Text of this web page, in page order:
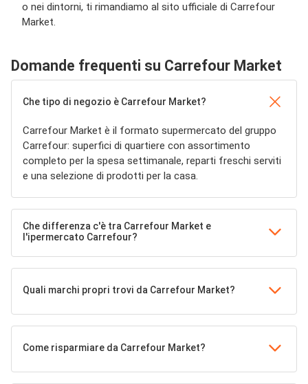
o nei dintorni, ti rimandiamo al sito ufficiale di Carrefour
Market.
Domande frequenti su Carrefour Market
Che tipo di negozio è Carrefour Market?
Carrefour Market è il formato supermercato del gruppo
Carrefour: superfici di quartiere con assortimento
completo per la spesa settimanale, reparti freschi serviti
e una selezione di prodotti per la casa.
Che differenza c'è tra Carrefour Market e
l'ipermercato Carrefour?
Quali marchi propri trovi da Carrefour Market?
Come risparmiare da Carrefour Market?